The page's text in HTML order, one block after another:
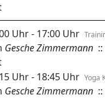
Uhr - 17:00 Uhr
Gesche Zimmermann
Uhr - 18:45 Uhr Yoga
Gesche Zimmermann